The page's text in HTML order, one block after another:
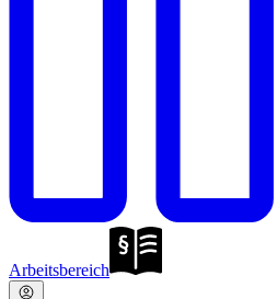
Arbeitsbereich